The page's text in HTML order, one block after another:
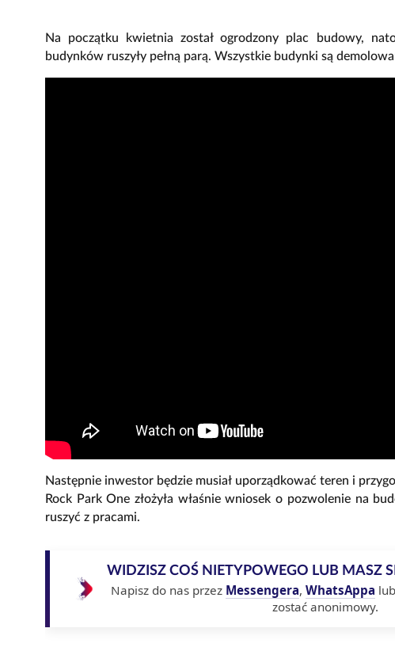
Na początku kwietnia został ogrodzony plac budowy,
budynków ruszyły pełną parą. Wszystkie budynki są
Następnie inwestor będzie musiał uporządkować teren i
Rock Park One złożyła właśnie wniosek o pozwolenie na
ruszyć z pracami.
WIDZISZ COŚ NIETYPOWEGO LUB MASZ
Napisz do nas przez Messengera, WhatsAppa
zostać anonimowy.